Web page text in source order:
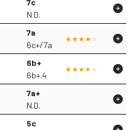
7c
N.D.
7a
6c+/7a
6b+
6b+.4
7a+
N.D.
5c